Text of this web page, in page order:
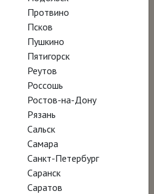
этом произведении, в
искусствоведы и
и философы. В
созданном художником,
занимает
целого
разных створках
Богом мира и
удовольствия, и
мук.
Протвино
Псков
Пушкино
Пятигорск
Реутов
Россошь
Ростов-на-Дону
Рязань
Сальск
Самара
Санкт-Петербург
Саранск
Саратов